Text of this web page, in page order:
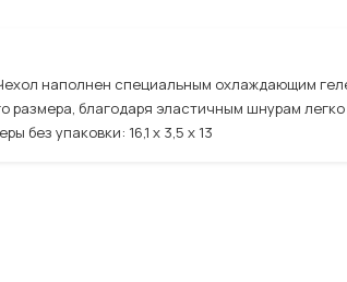
наполнен специальным охлаждающим
размера, благодаря эластичным шнурам
без упаковки: 16,1 х 3,5 х 13